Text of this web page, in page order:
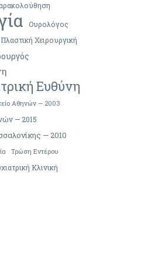
Ουρολόγος
Πλαστική Χειρουργική
Ευθύνη
Αθηνών — 2003
— 2015
— 2010
Τρώση Εντέρου
Κλινική